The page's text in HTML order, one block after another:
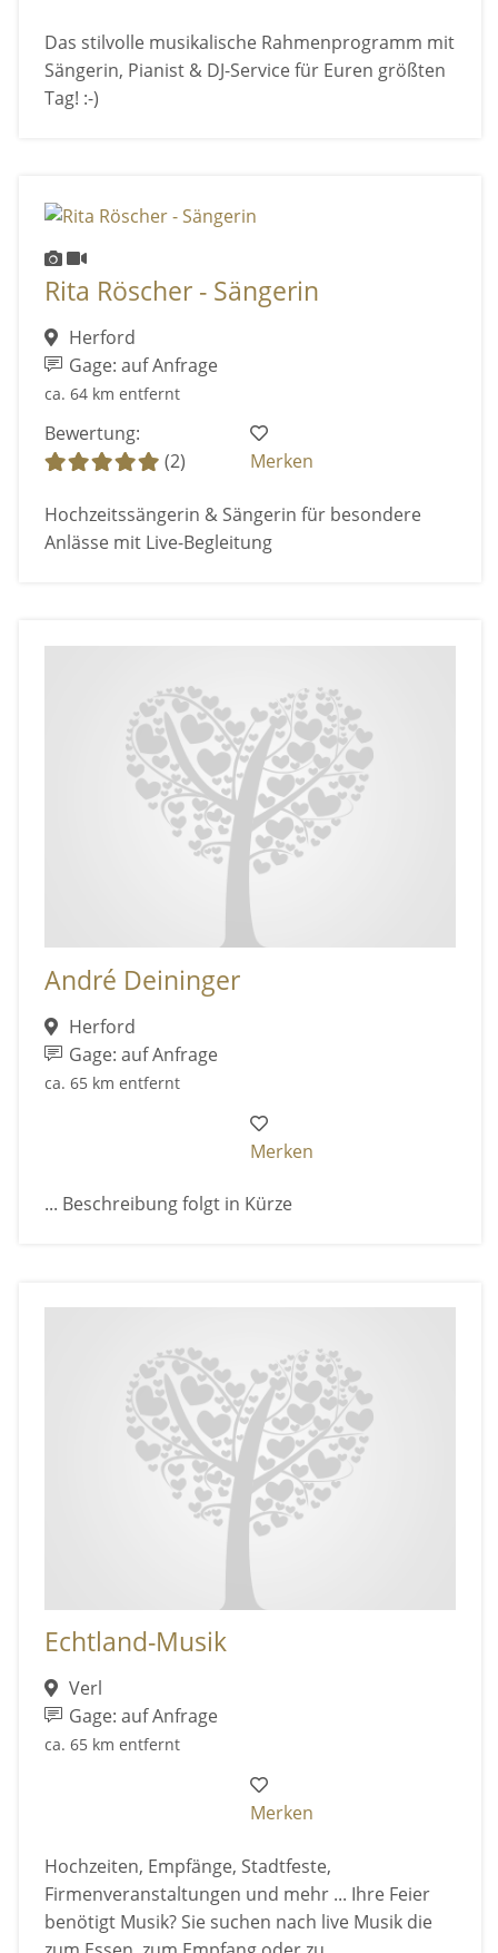
Das stilvolle musikalische Rahmenprogramm mit
Sängerin, Pianist & DJ-Service für Euren größten
Tag! :-)
Rita Röscher - Sängerin
Herford
Gage: auf Anfrage
ca. 64 km entfernt
Bewertung:
(2)
Merken
Hochzeitssängerin & Sängerin für besondere
Anlässe mit Live-Begleitung
André Deininger
Herford
Gage: auf Anfrage
ca. 65 km entfernt
Merken
... Beschreibung folgt in Kürze
Echtland-Musik
Verl
Gage: auf Anfrage
ca. 65 km entfernt
Merken
Hochzeiten, Empfänge, Stadtfeste,
Firmenveranstaltungen und mehr ... Ihre Feier
benötigt Musik? Sie suchen nach live Musik die